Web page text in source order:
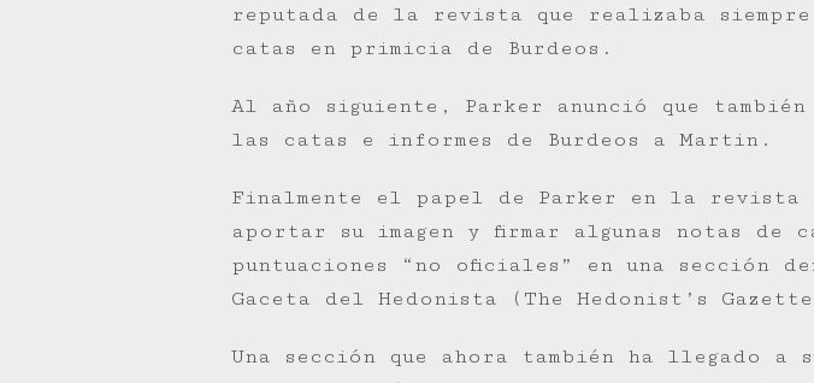
reputada de la revista que realizaba
catas en primicia de Burdeos.
Al año siguiente, Parker anunció que
las catas e informes de Burdeos a Martin.
Finalmente el papel de Parker en la revista
aportar su imagen y firmar algunas notas de
puntuaciones “no oficiales” en una sección
Gaceta del Hedonista (The Hedonist’s
Una sección que ahora también ha llegado a